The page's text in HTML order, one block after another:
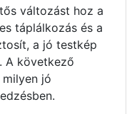
változást hoz a
táplálkozás és a
a jó testkép
A következő
jó